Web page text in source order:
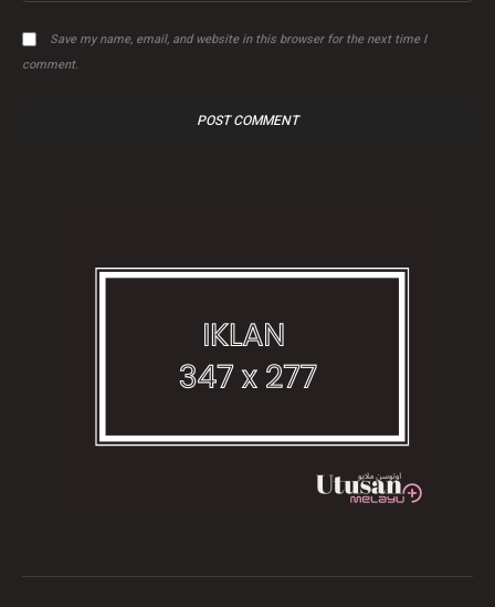
Save my name, email, and website in this browser for the next time I
comment.